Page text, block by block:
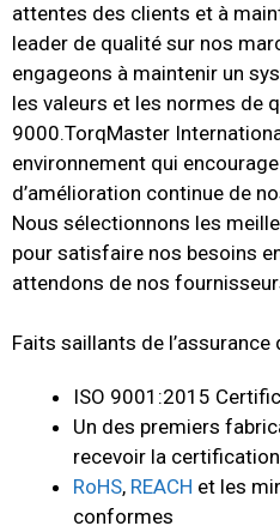
attentes des clients et à
leader de qualité sur nos
engageons à maintenir un
les valeurs et les normes de
9000.TorqMaster
environnement qui
d’amélioration continue de
Nous sélectionnons les
pour satisfaire nos besoins
attendons de nos
Faits saillants de l’assurance
ISO 9001:2015
Un des premiers
recevoir la
RoHS, REACH et les
conformes